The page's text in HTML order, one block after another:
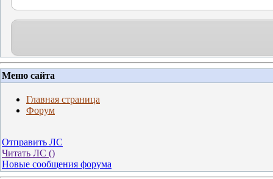
Меню сайта
Главная страница
Форум
Отправить ЛС
Читать ЛС ()
Новые сообщения форума